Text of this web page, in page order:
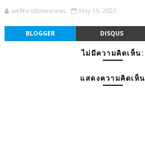
wellnesstimesnews May 19, 2023
BLOGGER DISQUS
ไม่มีความคิดเห็น:
แสดงความคิดเห็น